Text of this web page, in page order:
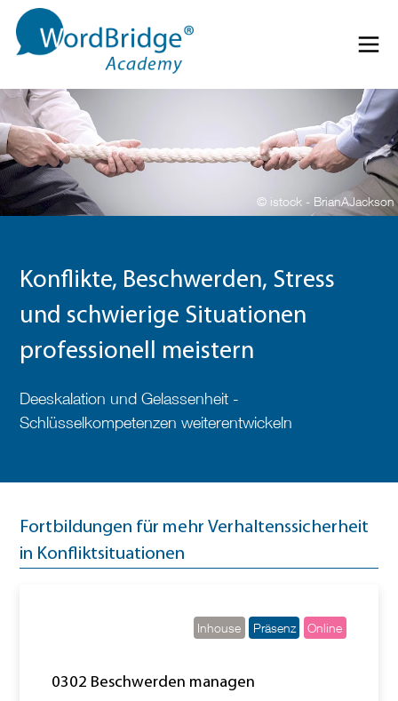
Direkt zum Inhalt springen
© istock - BrianAJackson
Konflikte, Beschwerden, Stress
und schwierige Situationen
professionell meistern
Deeskalation und Gelassenheit -
Schlüsselkompetenzen weiterentwickeln
Fortbildungen für mehr Verhaltenssicherheit
in Konfliktsituationen
Inhouse Präsenz Online
0302 Beschwerden managen